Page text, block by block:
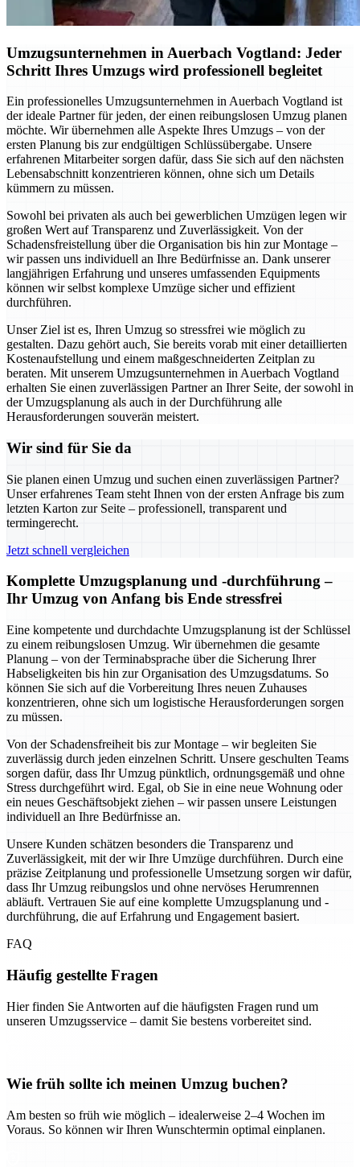
Umzugsunternehmen in Auerbach Vogtland: Jeder
Schritt Ihres Umzugs wird professionell begleitet
Ein professionelles Umzugsunternehmen in Auerbach Vogtland ist
der ideale Partner für jeden, der einen reibungslosen Umzug planen
möchte. Wir übernehmen alle Aspekte Ihres Umzugs – von der
ersten Planung bis zur endgültigen Schlüssübergabe. Unsere
erfahrenen Mitarbeiter sorgen dafür, dass Sie sich auf den nächsten
Lebensabschnitt konzentrieren können, ohne sich um Details
kümmern zu müssen.
Sowohl bei privaten als auch bei gewerblichen Umzügen legen wir
großen Wert auf Transparenz und Zuverlässigkeit. Von der
Schadensfreistellung über die Organisation bis hin zur Montage –
wir passen uns individuell an Ihre Bedürfnisse an. Dank unserer
langjährigen Erfahrung und unseres umfassenden Equipments
können wir selbst komplexe Umzüge sicher und effizient
durchführen.
Unser Ziel ist es, Ihren Umzug so stressfrei wie möglich zu
gestalten. Dazu gehört auch, Sie bereits vorab mit einer detaillierten
Kostenaufstellung und einem maßgeschneiderten Zeitplan zu
beraten. Mit unserem Umzugsunternehmen in Auerbach Vogtland
erhalten Sie einen zuverlässigen Partner an Ihrer Seite, der sowohl in
der Umzugsplanung als auch in der Durchführung alle
Herausforderungen souverän meistert.
Wir sind für Sie da
Sie planen einen Umzug und suchen einen zuverlässigen Partner?
Unser erfahrenes Team steht Ihnen von der ersten Anfrage bis zum
letzten Karton zur Seite – professionell, transparent und
termingerecht.
Jetzt schnell vergleichen
Komplette Umzugsplanung und -durchführung –
Ihr Umzug von Anfang bis Ende stressfrei
Eine kompetente und durchdachte Umzugsplanung ist der Schlüssel
zu einem reibungslosen Umzug. Wir übernehmen die gesamte
Planung – von der Terminabsprache über die Sicherung Ihrer
Habseligkeiten bis hin zur Organisation des Umzugsdatums. So
können Sie sich auf die Vorbereitung Ihres neuen Zuhauses
konzentrieren, ohne sich um logistische Herausforderungen sorgen
zu müssen.
Von der Schadensfreiheit bis zur Montage – wir begleiten Sie
zuverlässig durch jeden einzelnen Schritt. Unsere geschulten Teams
sorgen dafür, dass Ihr Umzug pünktlich, ordnungsgemäß und ohne
Stress durchgeführt wird. Egal, ob Sie in eine neue Wohnung oder
ein neues Geschäftsobjekt ziehen – wir passen unsere Leistungen
individuell an Ihre Bedürfnisse an.
Unsere Kunden schätzen besonders die Transparenz und
Zuverlässigkeit, mit der wir Ihre Umzüge durchführen. Durch eine
präzise Zeitplanung und professionelle Umsetzung sorgen wir dafür,
dass Ihr Umzug reibungslos und ohne nervöses Herumrennen
abläuft. Vertrauen Sie auf eine komplette Umzugsplanung und -
durchführung, die auf Erfahrung und Engagement basiert.
FAQ
Häufig gestellte Fragen
Hier finden Sie Antworten auf die häufigsten Fragen rund um
unseren Umzugsservice – damit Sie bestens vorbereitet sind.
Wie früh sollte ich meinen Umzug buchen?
Am besten so früh wie möglich – idealerweise 2–4 Wochen im
Voraus. So können wir Ihren Wunschtermin optimal einplanen.